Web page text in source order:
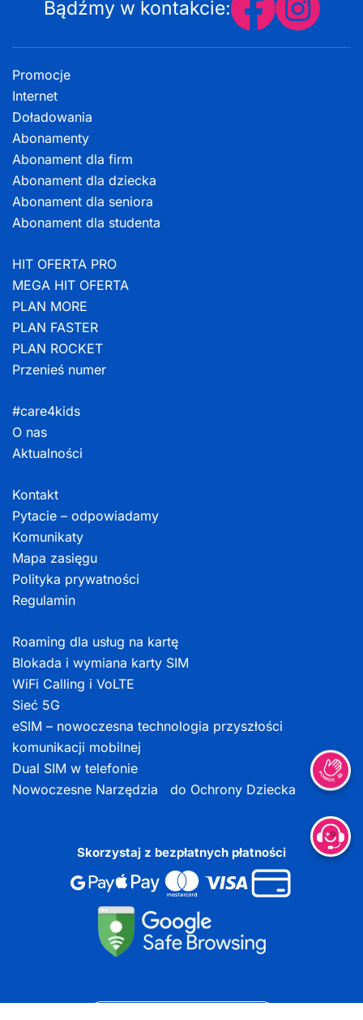
Bądźmy w kontakcie:
Promocje
Internet
Doładowania
Abonamenty
Abonament dla firm
Abonament dla dziecka
Abonament dla seniora
Abonament dla studenta
HIT OFERTA PRO
MEGA HIT OFERTA
PLAN MORE
PLAN FASTER
PLAN ROCKET
Przenieś numer
#care4kids
O nas
Aktualności
Kontakt
Pytacie – odpowiadamy
Komunikaty
Mapa zasięgu
Polityka prywatności
Regulamin
Roaming dla usług na kartę
Blokada i wymiana karty SIM
WiFi Calling i VoLTE
Sieć 5G
eSIM – nowoczesna technologia przyszłości
komunikacji mobilnej
Dual SIM w telefonie
Nowoczesne Narzędzia do Ochrony Dziecka
Skorzystaj z bezpłatnych płatności